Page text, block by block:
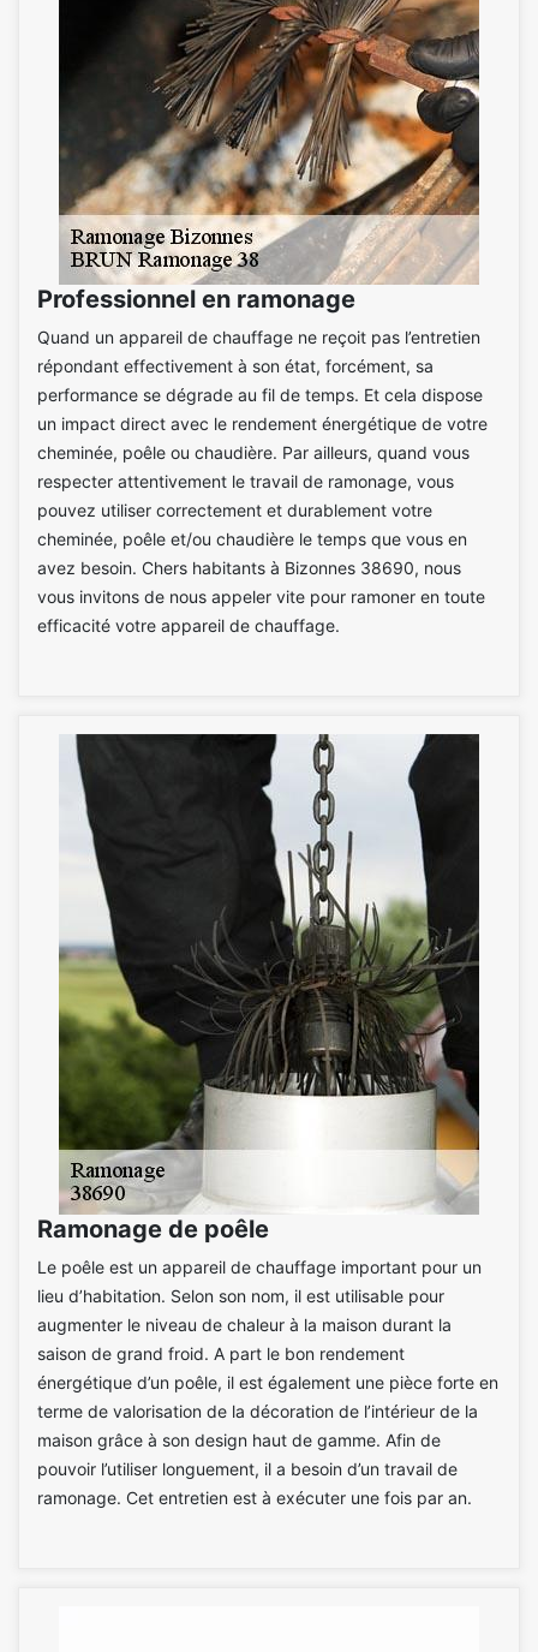
Professionnel en ramonage
Quand un appareil de chauffage ne reçoit pas l’entretien
répondant effectivement à son état, forcément, sa
performance se dégrade au fil de temps. Et cela dispose
un impact direct avec le rendement énergétique de votre
cheminée, poêle ou chaudière. Par ailleurs, quand vous
respecter attentivement le travail de ramonage, vous
pouvez utiliser correctement et durablement votre
cheminée, poêle et/ou chaudière le temps que vous en
avez besoin. Chers habitants à Bizonnes 38690, nous
vous invitons de nous appeler vite pour ramoner en toute
efficacité votre appareil de chauffage.
Ramonage de poêle
Le poêle est un appareil de chauffage important pour un
lieu d’habitation. Selon son nom, il est utilisable pour
augmenter le niveau de chaleur à la maison durant la
saison de grand froid. A part le bon rendement
énergétique d’un poêle, il est également une pièce forte en
terme de valorisation de la décoration de l’intérieur de la
maison grâce à son design haut de gamme. Afin de
pouvoir l’utiliser longuement, il a besoin d’un travail de
ramonage. Cet entretien est à exécuter une fois par an.